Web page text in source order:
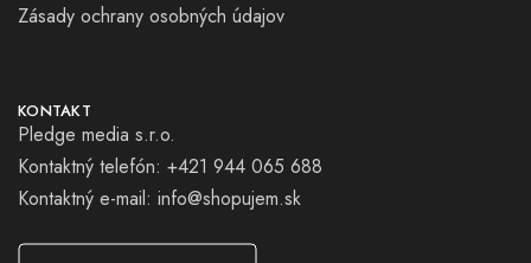
Zásady ochrany osobných údajov
KONTAKT
Pledge media s.r.o.
Kontaktný telefón: +421 944 065 688
Kontaktný e-mail: info@shopujem.sk